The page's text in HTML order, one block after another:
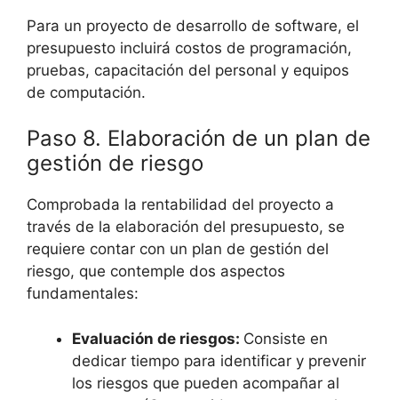
Para un proyecto de desarrollo de software, el
presupuesto incluirá costos de programación,
pruebas, capacitación del personal y equipos
de computación.
Paso 8. Elaboración de un plan de
gestión de riesgo
Comprobada la rentabilidad del proyecto a
través de la elaboración del presupuesto, se
requiere contar con un plan de gestión del
riesgo, que contemple dos aspectos
fundamentales:
Evaluación de riesgos: Consiste en
dedicar tiempo para identificar y prevenir
los riesgos que pueden acompañar al